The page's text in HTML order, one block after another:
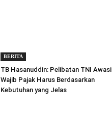
BERITA
TB Hasanuddin: Pelibatan TNI Awasi
Wajib Pajak Harus Berdasarkan
Kebutuhan yang Jelas